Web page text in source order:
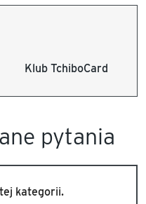
Klub TchiboCard
pytania
kategorii.